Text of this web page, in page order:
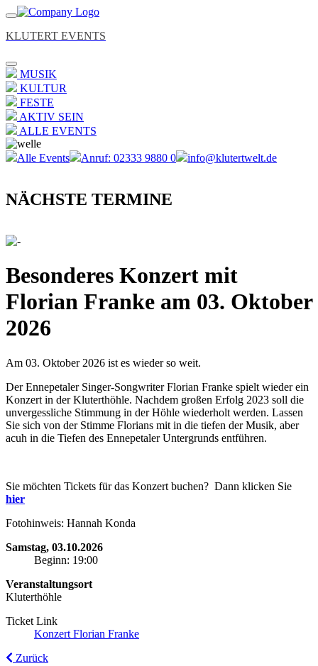
KLUTERT EVENTS
MUSIK
KULTUR
FESTE
AKTIV SEIN
ALLE EVENTS
Alle Events Anruf: 02333 9880 0 info@klutertwelt.de
NÄCHSTE TERMINE
Besonderes Konzert mit
Florian Franke am 03. Oktober
2026
Am 03. Oktober 2026 ist es wieder so weit.
Der Ennepetaler Singer-Songwriter Florian Franke spielt wieder ein
Konzert in der Kluterthöhle. Nachdem großen Erfolg 2023 soll die
unvergessliche Stimmung in der Höhle wiederholt werden. Lassen
Sie sich von der Stimme Florians mit in die tiefen der Musik, aber
acuh in die Tiefen des Ennepetaler Untergrunds entführen.
Sie möchten Tickets für das Konzert buchen? Dann klicken Sie
hier
Fotohinweis: Hannah Konda
Samstag, 03.10.2026
Beginn: 19:00
Veranstaltungsort
Kluterthöhle
Ticket Link
Konzert Florian Franke
Zurück